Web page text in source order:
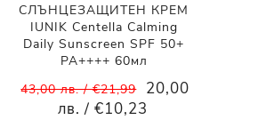
СЛЪНЦЕЗАЩИТЕН КРЕМ
IUNIK Centella Calming
Daily Sunscreen SPF 50+
PA++++ 60мл
43,00 лв. / €21,99
20,00
лв. / €10,23